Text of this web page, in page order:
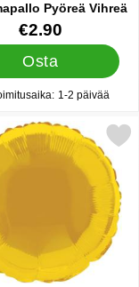
Pyöreä Vihreä
5726
€2.90
Osta
Varastossa
1-2 päivää
suosikiksi
folioilmapallo